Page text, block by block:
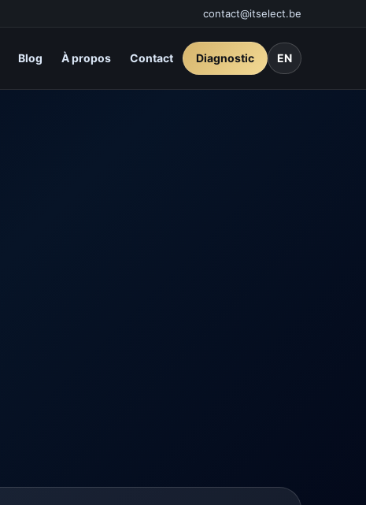
contact@itselect.be
Blog À propos Contact Diagnostic EN